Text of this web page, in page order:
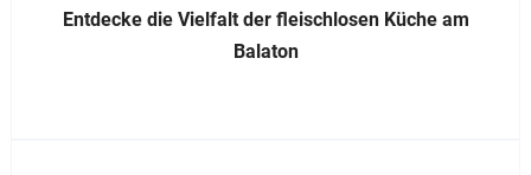
Entdecke die Vielfalt der fleischlosen Küche am
Balaton